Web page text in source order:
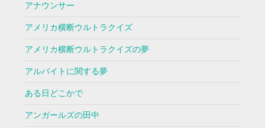
アナウンサー
アメリカ横断ウルトラクイズ
アメリカ横断ウルトラクイズの夢
アルバイトに関する夢
ある日どこかで
アンガールズの田中